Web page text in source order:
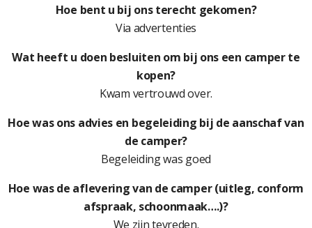
Hoe bent u bij ons terecht gekomen?
Via advertenties
Wat heeft u doen besluiten om bij ons een camper te
kopen?
Kwam vertrouwd over.
Hoe was ons advies en begeleiding bij de aanschaf van
de camper?
Begeleiding was goed
Hoe was de aflevering van de camper (uitleg, conform
afspraak, schoonmaak….)?
We zijn tevreden.